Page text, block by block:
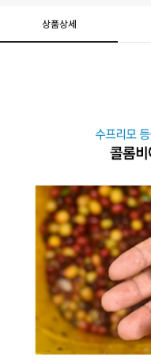
상품상세